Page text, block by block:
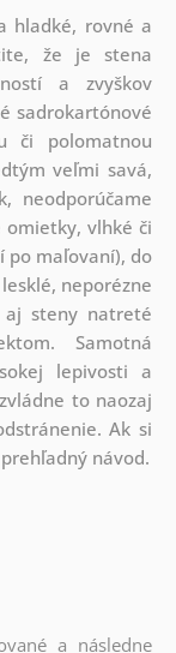
hladké, rovné a
že je stena
a zvyškov
sadrokartónové
či polomatnou
veľmi savá,
neodporúčame
vlhké či
po maľovaní), do
neporézne
aj steny natreté
Samotná
lepivosti a
to naozaj
Ak si
návod.
a následne